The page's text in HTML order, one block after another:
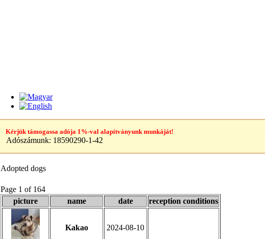
Kérjük támogassa adója 1%-val alapítványunk munkáját!
Adószámunk: 18590290-1-42
Adopted dogs
Page 1 of 164
picture
name date reception conditions
Kakao 2024-08-10